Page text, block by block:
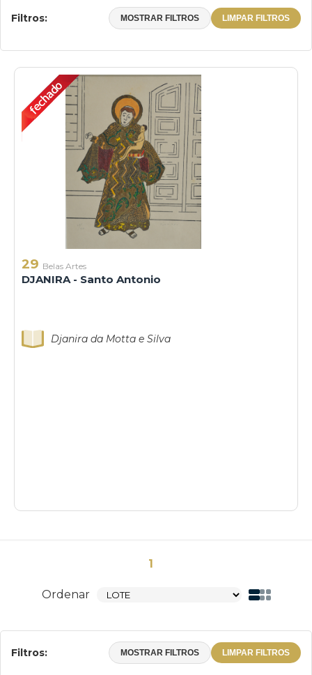
Filtros: MOSTRAR FILTROS LIMPAR FILTROS
29 Belas Artes
DJANIRA - Santo Antonio
Djanira da Motta e Silva
1
Ordenar
Filtros: MOSTRAR FILTROS LIMPAR FILTROS